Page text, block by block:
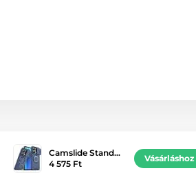
Camslide Stand…
4 575 Ft
Vásárláshoz